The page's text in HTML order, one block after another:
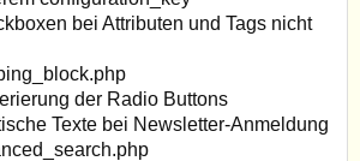
bei Attributen und Tags nicht
der Radio Buttons
Texte bei Newsletter-Anmeldung